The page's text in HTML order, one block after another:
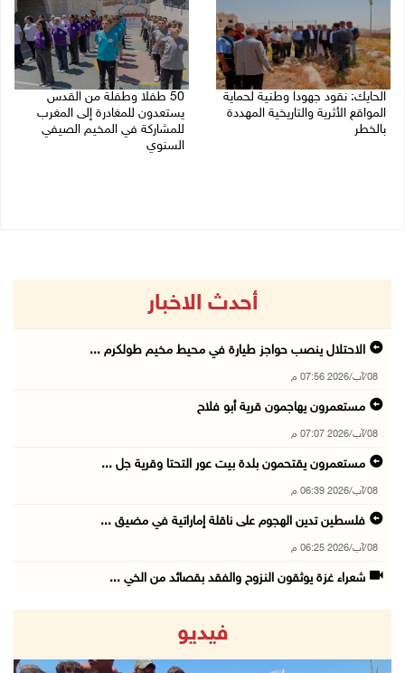
الحايك: نقود جهودا وطنية لحماية
المواقع الأثرية والتاريخية المهددة
بالخطر
50 طفلا وطفلة من القدس
يستعدون للمغادرة إلى المغرب
للمشاركة في المخيم الصيفي
السنوي
أحدث الاخبار
الاحتلال ينصب حواجز طيارة في محيط مخيم طولكرم ...
08/آب/2026 07:56 م
مستعمرون يهاجمون قرية أبو فلاح
08/آب/2026 07:07 م
مستعمرون يقتحمون بلدة بيت عور التحتا وقرية جل ...
08/آب/2026 06:39 م
فلسطين تدين الهجوم على ناقلة إماراتية في مضيق ...
08/آب/2026 06:25 م
شعراء غزة يوثقون النزوح والفقد بقصائد من الخي ...
الجامعة العربية الأمريكية تختتم فعاليات تخريج ...
08/آب/2026 06:20 م
فيديو